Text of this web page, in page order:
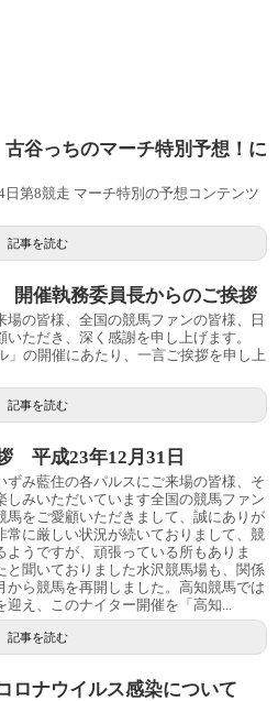
古谷っちのマーチ特別予想！に
第8競走 マーチ特別の予想コンテンツ
記事を読む
催執務委員長からのご挨拶
の皆様、全国の競馬ファンの皆様、日
ただき、深く感謝を申し上げます。
」の開催にあたり、一言ご挨拶を申し上
記事を読む
平成23年12月31日
ずみ藍住の各パルスにご来場の皆様、そ
しみいただいています全国の競馬ファン
馬をご愛顧いただきまして、誠にありが
常に厳しい状況が続いておりまして、競
うですが、頑張っている所もありま
と聞いておりました水沢競馬場も、関係
から競馬を再開しました。高知競馬では
え、このナイター開催を「高知...
記事を読む
ロナウイルス感染について